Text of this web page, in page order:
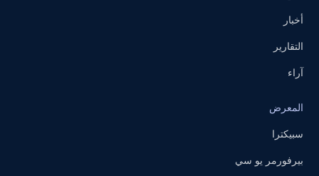
أخبار
التقارير
آراء
المعرض
سبيكترا
بيرفورمر يو سي